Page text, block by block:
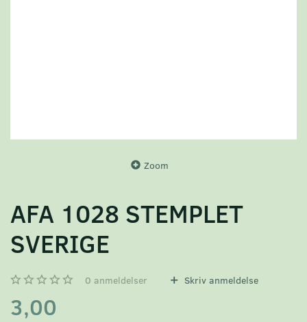
Zoom
AFA 1028 STEMPLET
SVERIGE
0 anmeldelser Skriv anmeldelse
3,00